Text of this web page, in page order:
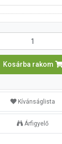
Kosárba rakom
Kívánságlista
Árfigyelő